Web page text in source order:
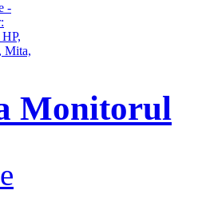
-
Mita,
Monitorul